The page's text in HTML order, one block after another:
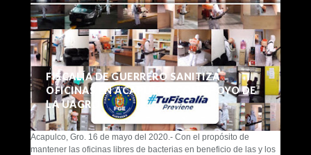
FISCALÍA DE GUERRERO SANITIZA
OFICINAS EN ACAPULCO CON APOYO DE
LA UAGRO
Acapulco, Gro. 16 de mayo del 2020.- Con el propósito de
mantener las oficinas libres de bacterias en beneficio de las y los